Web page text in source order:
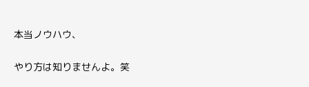
本当ノウハウ、
やり方は知りませんよ。笑